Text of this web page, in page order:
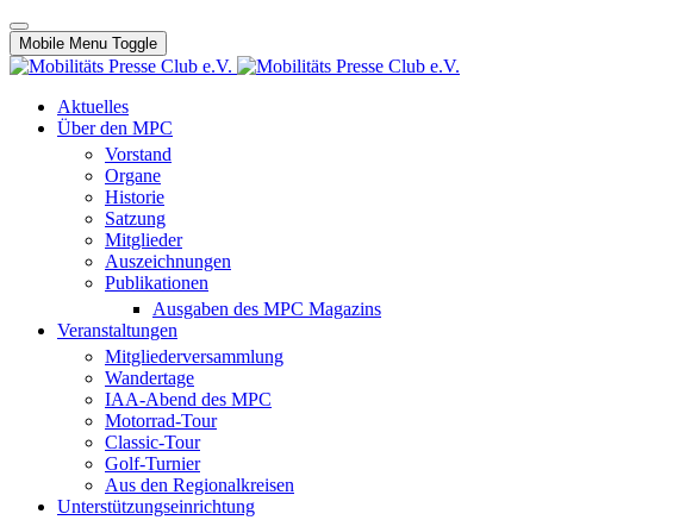
Mobile Menu Toggle
Aktuelles
Über den MPC
Vorstand
Organe
Historie
Satzung
Mitglieder
Auszeichnungen
Publikationen
Ausgaben des MPC Magazins
Veranstaltungen
Mitgliederversammlung
Wandertage
IAA-Abend des MPC
Motorrad-Tour
Classic-Tour
Golf-Turnier
Aus den Regionalkreisen
Unterstützungseinrichtung